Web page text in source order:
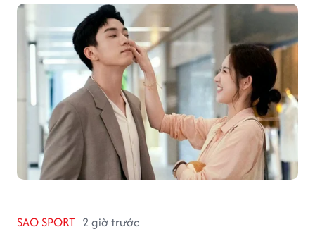
SAO SPORT 2 giờ trước